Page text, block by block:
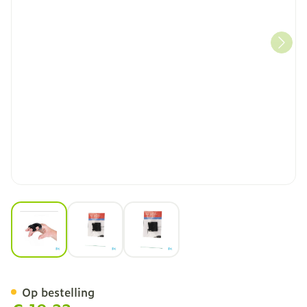
View larger imageView larger imageView larger image
Op bestelling